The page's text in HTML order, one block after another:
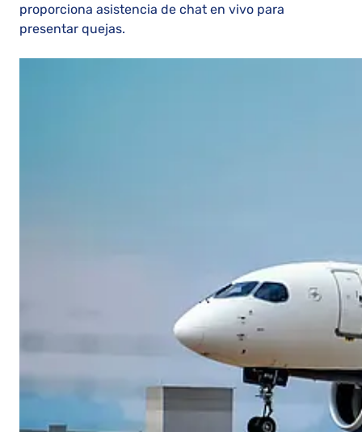
proporciona asistencia de chat en vivo para
presentar quejas.